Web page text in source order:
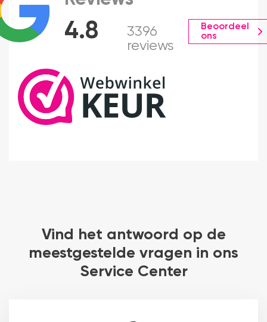
4.8
3396
reviews
Beoordeel
ons
Vind het antwoord op de
meestgestelde vragen in ons
Service Center